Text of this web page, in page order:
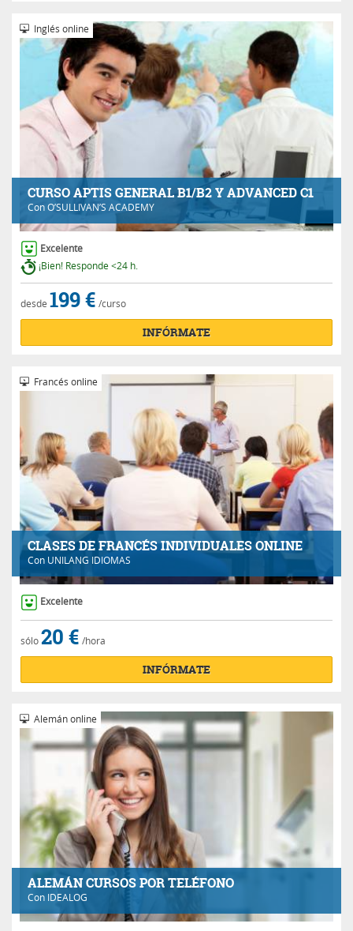
CURSO APTIS GENERAL B1/B2 Y ADVANCED C1
ConO’SULLIVAN’S ACADEMY
Inglés online
Excelente
¡Bien! Responde <24 h.
desde 199 € /curso
INFÓRMATE
CLASES DE FRANCÉS INDIVIDUALES ONLINE
Con UNILANG IDIOMAS
Francés online
Excelente
sólo20 € /hora
INFÓRMATE
ALEMÁN CURSOS POR TELÉFONO
Con IDEALOG
Alemán online